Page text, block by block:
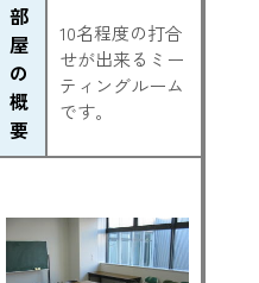
部
屋
の
概
要
10名程度の打合
せが出来るミー
ティングルーム
です。